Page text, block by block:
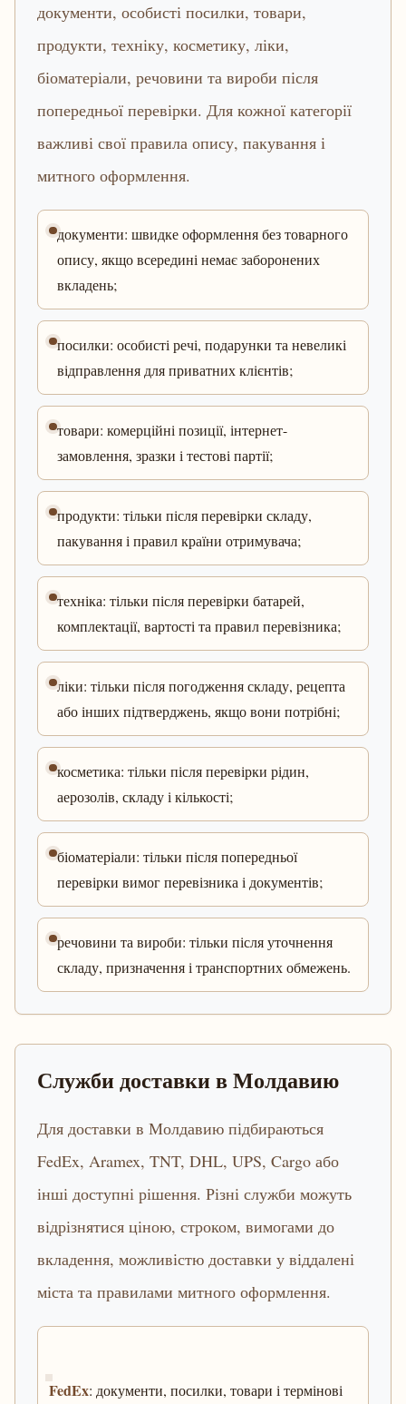
документи, особисті посилки, товари,
продукти, техніку, косметику, ліки,
біоматеріали, речовини та вироби після
попередньої перевірки. Для кожної категорії
важливі свої правила опису, пакування і
митного оформлення.
документи: швидке оформлення без товарного
опису, якщо всередині немає заборонених
вкладень;
посилки: особисті речі, подарунки та невеликі
відправлення для приватних клієнтів;
товари: комерційні позиції, інтернет-
замовлення, зразки і тестові партії;
продукти: тільки після перевірки складу,
пакування і правил країни отримувача;
техніка: тільки після перевірки батарей,
комплектації, вартості та правил перевізника;
ліки: тільки після погодження складу, рецепта
або інших підтверджень, якщо вони потрібні;
косметика: тільки після перевірки рідин,
аерозолів, складу і кількості;
біоматеріали: тільки після попередньої
перевірки вимог перевізника і документів;
речовини та вироби: тільки після уточнення
складу, призначення і транспортних обмежень.
Служби доставки в Молдавию
Для доставки в Молдавию підбираються
FedEx, Aramex, TNT, DHL, UPS, Cargo або
інші доступні рішення. Різні служби можуть
відрізнятися ціною, строком, вимогами до
вкладення, можливістю доставки у віддалені
міста та правилами митного оформлення.
FedEx: документи, посилки, товари і термінові